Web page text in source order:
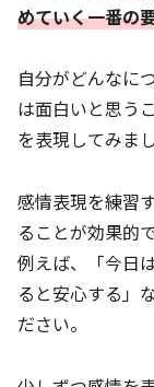
めていく一番の
自分がどんなに
は面白いと思う
を表現してみま
感情表現を練習
ることが効果的で
例えば、「今日
ると安心する」
ださい。